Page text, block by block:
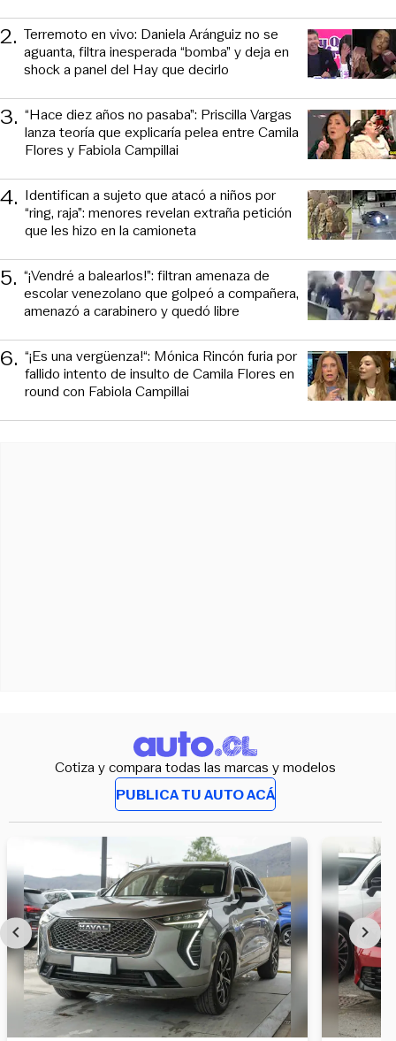
2. Terremoto en vivo: Daniela Aránguiz no se
aguanta, filtra inesperada “bomba” y deja en
shock a panel del Hay que decirlo
3. “Hace diez años no pasaba”: Priscilla Vargas
lanza teoría que explicaría pelea entre Camila
Flores y Fabiola Campillai
4. Identifican a sujeto que atacó a niños por
“ring, raja”: menores revelan extraña petición
que les hizo en la camioneta
5. “¡Vendré a balearlos!”: filtran amenaza de
escolar venezolano que golpeó a compañera,
amenazó a carabinero y quedó libre
6. “¡Es una vergüenza!“: Mónica Rincón furia por
fallido intento de insulto de Camila Flores en
round con Fabiola Campillai
Cotiza y compara todas las marcas y modelos
PUBLICA TU AUTO ACÁ